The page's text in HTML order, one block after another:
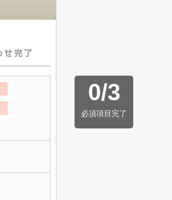
0/3
必須項目完了